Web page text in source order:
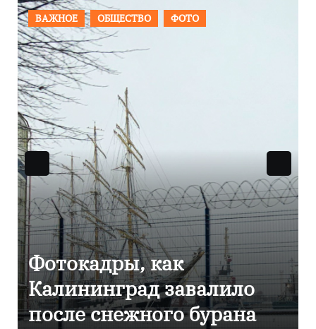
ПРОИСШЕСТВИЯ ФОТО
Фоторепортаж как в
Калининграде
эвакуировали ТЦ из-за